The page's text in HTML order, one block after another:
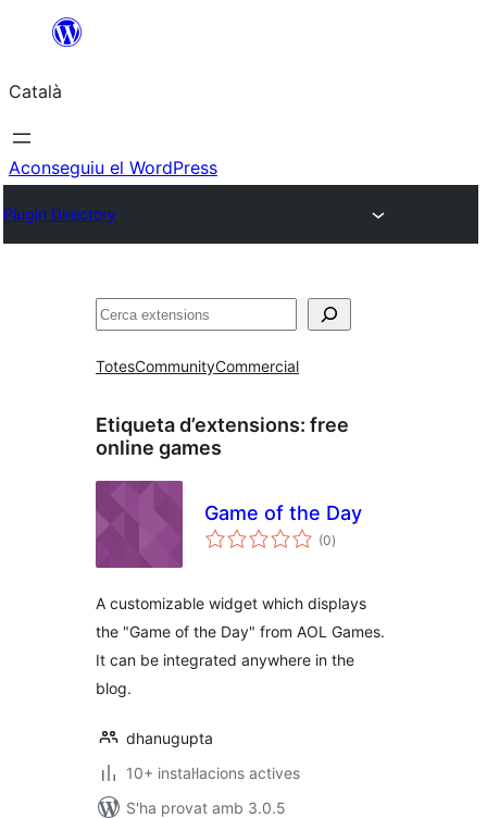
contingut
Català
Aconseguiu el WordPress
Plugin Directory
Cerca
TotesCommunityCommercial
Etiqueta d’extensions: free
online games
Game of the Day
(0puntuacions
totals
)
A customizable widget which displays
the "Game of the Day" from AOL Games.
It can be integrated anywhere in the
blog.
dhanugupta
10+ instal·lacions actives
S'ha provat amb 3.0.5